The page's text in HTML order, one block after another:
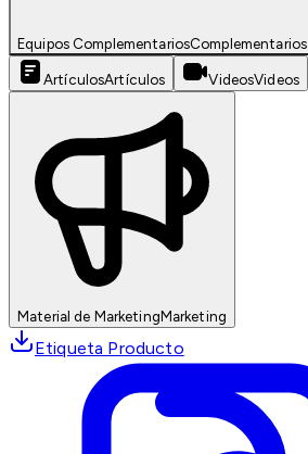
Equipos ComplementariosComplementarios
ArtículosArtículos VideosVideos
Material de MarketingMarketing
Etiqueta Producto